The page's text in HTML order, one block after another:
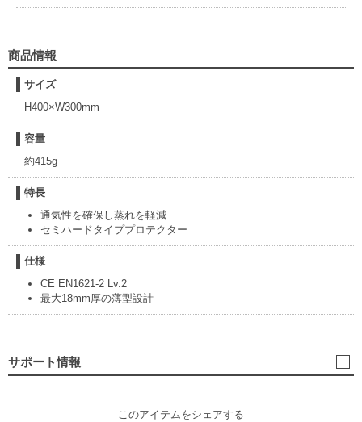
商品情報
サイズ
H400×W300mm
容量
約415g
特長
通気性を確保し蒸れを軽減
セミハードタイププロテクター
仕様
CE EN1621-2 Lv.2
最大18mm厚の薄型設計
サポート情報
このアイテムをシェアする